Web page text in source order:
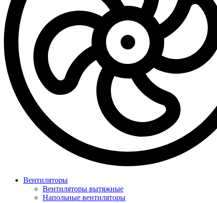
Вентиляторы
Вентиляторы вытяжные
Напольные вентиляторы